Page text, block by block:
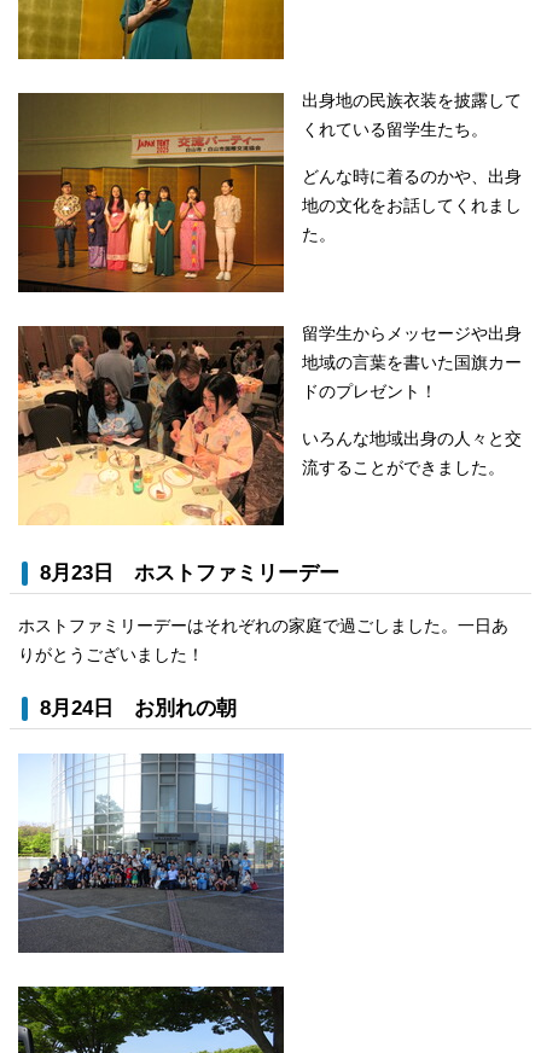
出身地の民族衣装を披露して
くれている留学生たち。
どんな時に着るのかや、出身
地の文化をお話してくれまし
た。
留学生からメッセージや出身
地域の言葉を書いた国旗カー
ドのプレゼント！
いろんな地域出身の人々と交
流することができました。
8月23日 ホストファミリーデー
ホストファミリーデーはそれぞれの家庭で過ごしました。一日あ
りがとうございました！
8月24日 お別れの朝